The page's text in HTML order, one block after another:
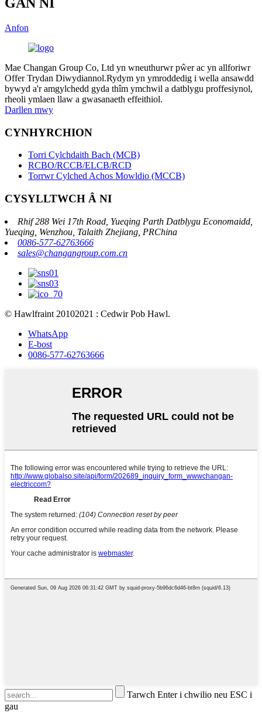
Anfon
Mae Changan Group Co, Ltd yn wneuthurwr pŵer ac yn allforiwr
Offer Trydan Diwydiannol.Rydym yn ymroddedig i wella ansawdd
bywyd a'r amgylchedd gyda thîm ymchwil a datblygu proffesiynol,
rheoli ymlaen llaw a gwasanaeth effeithiol.
Darllen mwy
CYNHYRCHION
Torri Cylchdaith Bach (MCB)
RCBO/RCCB/ELCB/RCD
Torrwr Cylched Achos Mowldio (MCCB)
CYSYLLTWCH Â NI
Rhif 288 Wei 17th Road, Yueqing Parth Datblygu Economaidd,
Yueqing, Wenzhou, Talaith Zhejiang, PRChina
0086-577-62763666
sales@changangroup.com.cn
© Hawlfraint 20102021 : Cedwir Pob Hawl.
WhatsApp
E-bost
0086-577-62763666
Tarwch Enter i chwilio neu ESC i
gau